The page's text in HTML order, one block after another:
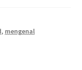
, mengenal